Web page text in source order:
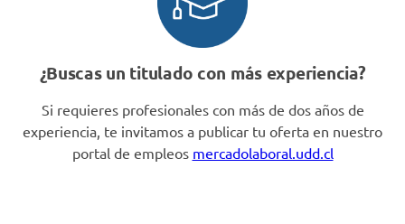
¿Buscas un titulado con más experiencia?
Si requieres profesionales con más de dos años de
experiencia, te invitamos a publicar tu oferta en nuestro
portal de empleos mercadolaboral.udd.cl